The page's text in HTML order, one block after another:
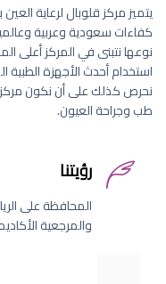
يتميز مركز قلوبال لرعاية
كفاءات سعودية وعربية
نوعها نتبنى في المركز أعلى
استخدام أحدث الأجهزة
نحرص كذلك على أن نكون
طب وجراحة العيون.
رؤيتنا
المحافظة على
والمرجعية